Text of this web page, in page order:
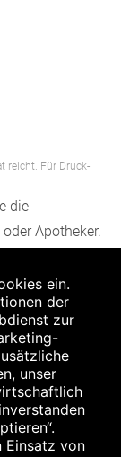
reicht. Für Druck-
die
Apotheker.
ist keine
Der AEP ist
Preis für
dem für
eine
unter 12
ein.
der
zur
unser
Einsatz von